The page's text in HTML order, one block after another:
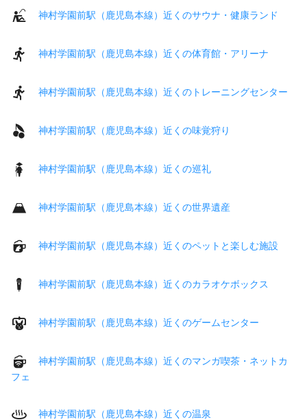
神村学園前駅（鹿児島本線）近くのサウナ・健康ランド
神村学園前駅（鹿児島本線）近くの体育館・アリーナ
神村学園前駅（鹿児島本線）近くのトレーニングセンター
神村学園前駅（鹿児島本線）近くの味覚狩り
神村学園前駅（鹿児島本線）近くの巡礼
神村学園前駅（鹿児島本線）近くの世界遺産
神村学園前駅（鹿児島本線）近くのペットと楽しむ施設
神村学園前駅（鹿児島本線）近くのカラオケボックス
神村学園前駅（鹿児島本線）近くのゲームセンター
神村学園前駅（鹿児島本線）近くのマンガ喫茶・ネットカ
フェ
神村学園前駅（鹿児島本線）近くの温泉